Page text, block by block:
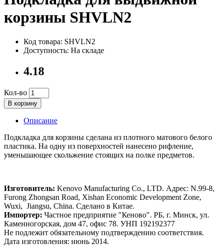
корзины SHVLN2
Код товара: SHVLN2
Доступность: На складе
4.18
Кол-во
В корзину
Описание
Подкладка для корзины сделана из плотного матового белого
пластика. На одну из поверхностей нанесено рифление,
уменьшающее скольжение стоящих на полке предметов.
Изготовитель: Kenovo Manufacturing Co., LTD. Адрес: N.99-8,
Furong Zhongsan Road, Xishan Economic Development Zone,
Wuxi, Jiangsu, China. Сделано в Китае.
Импортер: Частное предприятие "Кеново". РБ, г. Минск, ул.
Каменногорская, дом 47, офис 78. УНП 192192377
Не подлежит обязательному подтверждению соответствия.
Дата изготовления: июнь 2014.